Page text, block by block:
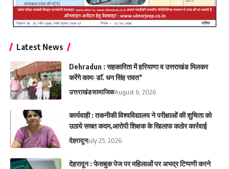
Latest News
Dehradun : सहकारिता में हरियाणा व उत्तराखंड मिलकर
करेंगे कामः डाॅ. धन सिंह रावत*
उत्तराखंडसामाजिकAugust 6, 2026
कार्यवाही : तकनीकी विश्वविद्यालय ने परीक्षाओं की शुचिता को
उठाये सख्त कदम,आरोपी शिक्षक के खिलाफ कठोर कार्रवाई
देहरादूनJuly 25, 2026
देहरादून : फेसबुक पेज पर महिलाओं पर अभद्र टिप्पणी करने